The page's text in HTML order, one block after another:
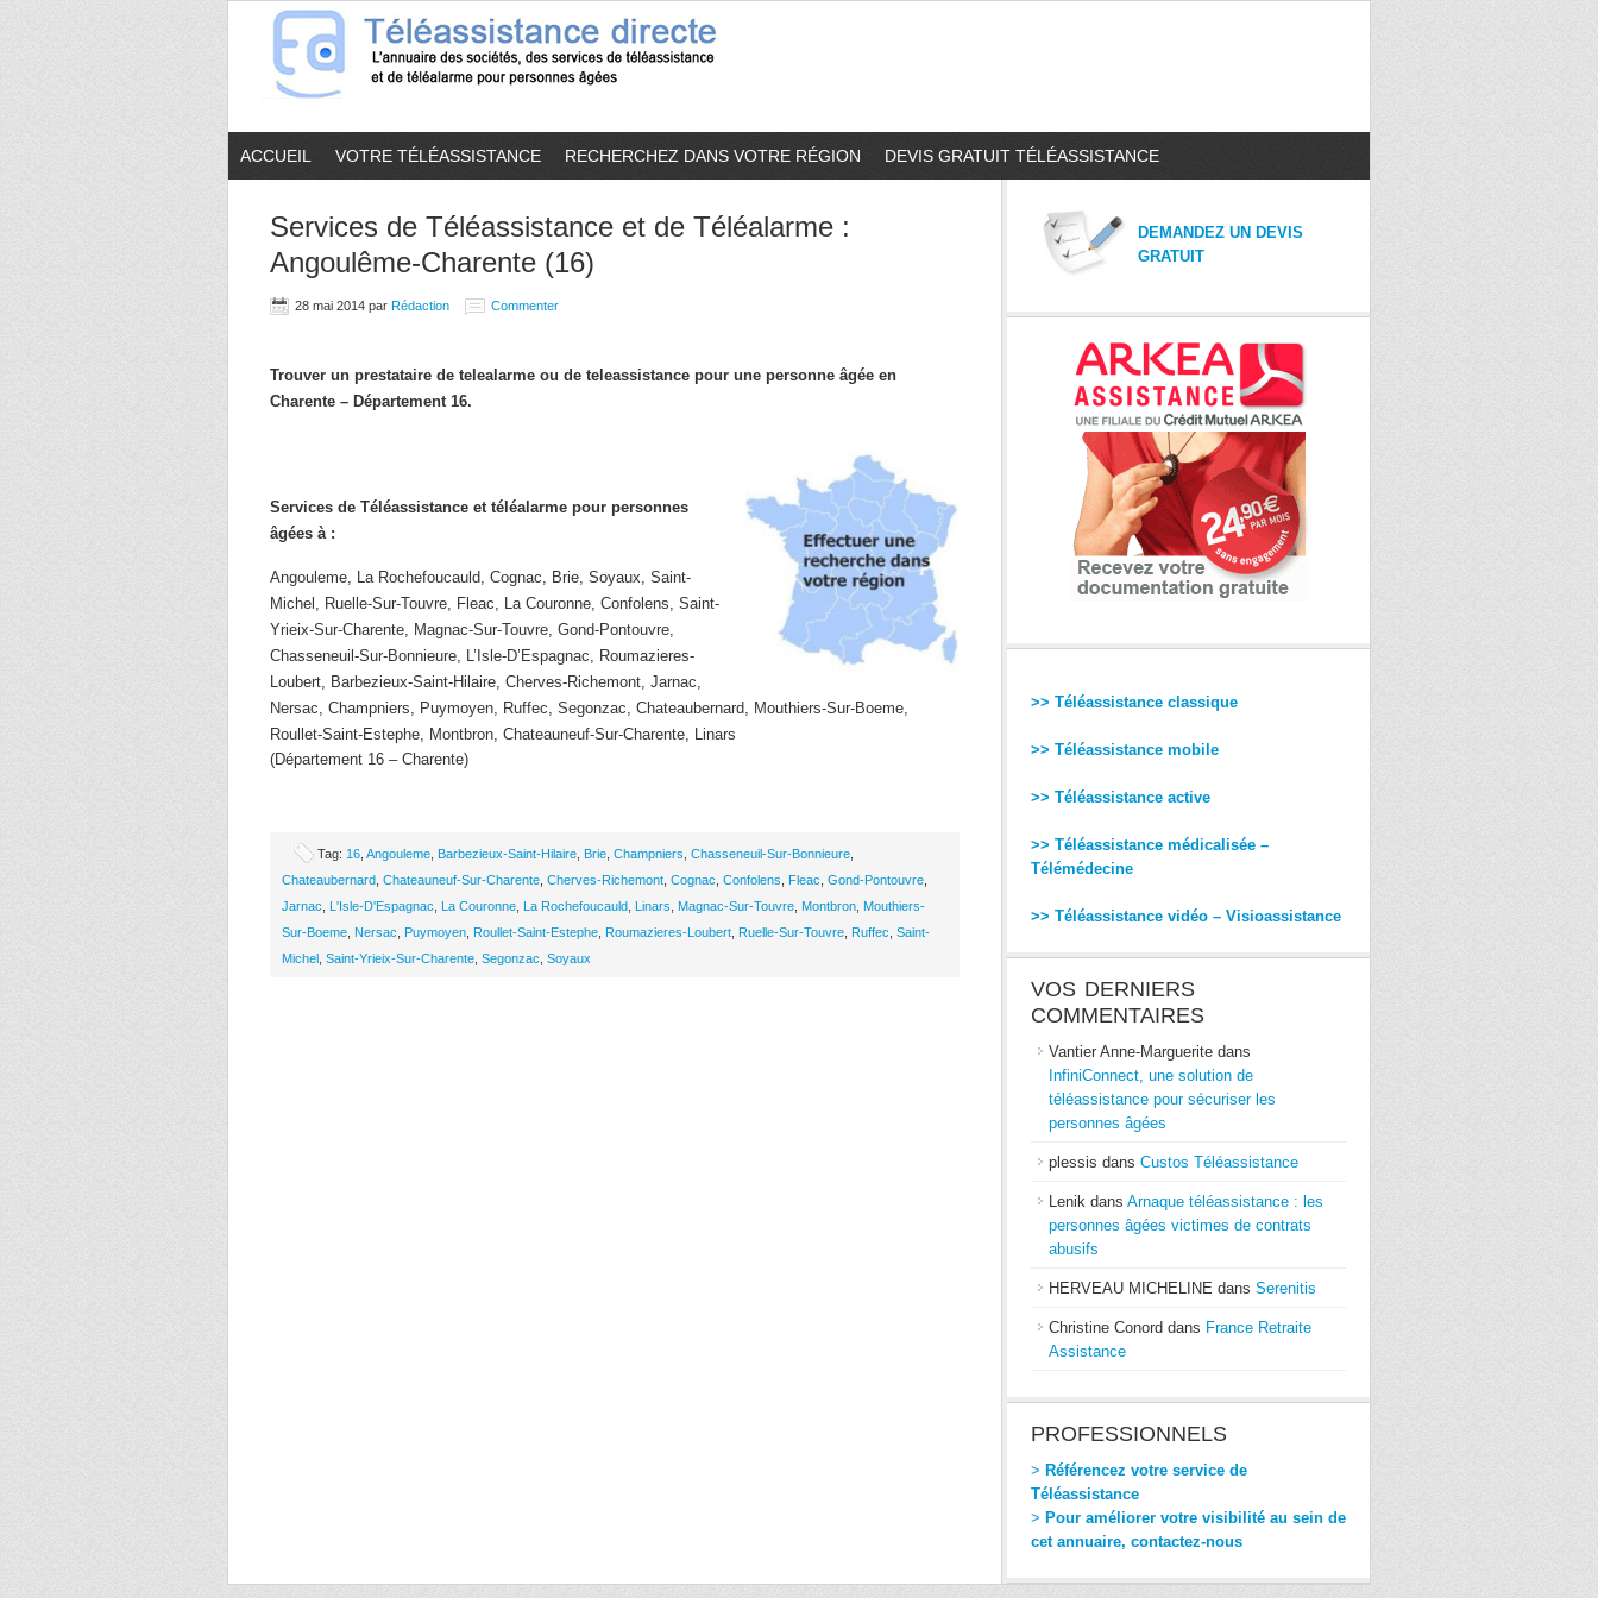
ACCUEIL VOTRE TÉLÉASSISTANCE RECHERCHEZ DANS VOTRE RÉGION DEVIS GRATUIT TÉLÉASSISTANCE
Services de Téléassistance et de Téléalarme :
Angoulême-Charente (16)
28 mai 2014 par Rédaction Commenter
Trouver un prestataire de telealarme ou de teleassistance pour une personne âgée en
Charente – Département 16.
Services de Téléassistance et téléalarme pour personnes
âgées à :
Angouleme, La Rochefoucauld, Cognac, Brie, Soyaux, Saint-
Michel, Ruelle-Sur-Touvre, Fleac, La Couronne, Confolens, Saint-
Yrieix-Sur-Charente, Magnac-Sur-Touvre, Gond-Pontouvre,
Chasseneuil-Sur-Bonnieure, L’Isle-D’Espagnac, Roumazieres-
Loubert, Barbezieux-Saint-Hilaire, Cherves-Richemont, Jarnac,
Nersac, Champniers, Puymoyen, Ruffec, Segonzac, Chateaubernard, Mouthiers-Sur-Boeme,
Roullet-Saint-Estephe, Montbron, Chateauneuf-Sur-Charente, Linars
(Département 16 – Charente)
Tag: 16 Angouleme Barbezieux-Saint-Hilaire Brie Champniers Chasseneuil-Sur-Bonnieure
Chateaubernard Chateauneuf-Sur-Charente Cherves-Richemont Cognac Confolens Fleac Gond-Pontouvre
Jarnac
L'Isle-D'Espagnac La Couronne La Rochefoucauld Linars Magnac-Sur-Touvre Montbron Mouthiers-
Sur-Boeme Nersac Puymoyen Roullet-Saint-Estephe Roumazieres-Loubert Ruelle-Sur-Touvre Ruffec Saint-
Michel Saint-Yrieix-Sur-Charente Segonzac Soyaux
DEMANDEZ UN DEVIS
GRATUIT
>> Téléassistance classique
>> Téléassistance mobile
>> Téléassistance active
>> Téléassistance médicalisée –
Télémédecine
>> Téléassistance vidéo – Visioassistance
VOS DERNIERS
COMMENTAIRES
Vantier Anne-Marguerite dans
InfiniConnect, une solution de
téléassistance pour sécuriser les
personnes âgées
plessis dans Custos Téléassistance
Lenik dans Arnaque téléassistance : les
personnes âgées victimes de contrats
abusifs
HERVEAU MICHELINE dans Serenitis
Christine Conord dans France Retraite
Assistance
PROFESSIONNELS
> Référencez votre service de
Téléassistance
> Pour améliorer votre visibilité au sein de
cet annuaire, contactez-nous